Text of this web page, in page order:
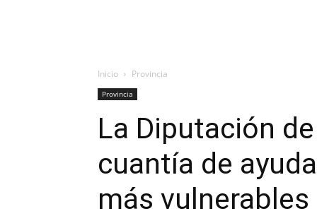
Inicio Provincia
Provincia
La Diputación
cuantía de
más vulnerables